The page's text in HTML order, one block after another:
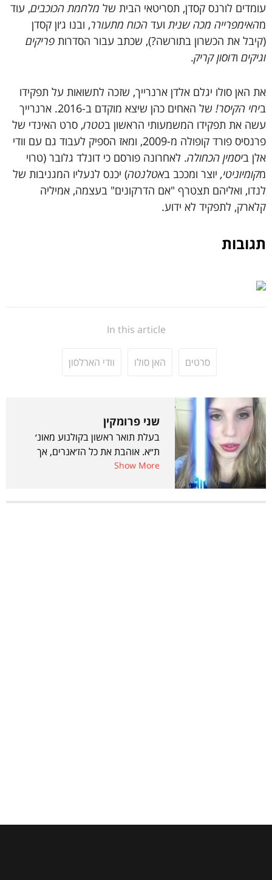
עומדים לורנס קסדן, תסריטאי הבית של מלחמת הכוכבים, עוד
מהאימפרייה מכה שניתועד הכוח מתעורר, ובנו ג׳ון קסדן
(קיבל את הכשרון בתורשה?), שכתב עבור הסדרות פריקים
וגיקים ודוסון קריק.
את האן סולו יגלם אלדן ארנרייך, שזכה לתשואות על תפקידו
ביחי הקיסר!
של האחים כהן שיצא מוקדם ב-2016. ארנרייך
עשה את תפקידו המשמעותי הראשון בטטרו, סרט האינדי של
פרנסיס פורד קופולה מ-2009, ומאז הספיק לעבוד גם עם וודי
אלן ביסמין הכחולה. לאחרונה פורסם כי דונלד גלובר (טרוי
מקומיוניטי, יוצר ומככב באטלנטה) יכנס לנעליו המגניבות של
לנדו, ואליהם תצטרף "אם הדרקונים" בעצמה, אמיליה
קלארק, לתפקיד לא ידוע.
תגובות
In this article
סרטים האן סולו וודי הארלסון
שני פרומקין
בעלת תואר ראשון בקולנוע מאונ׳
ת״א. אוהבת את כל הז׳אנרים, אך
נסחפת בעיקר לכיוון כל מה שמד״ב,
Show More